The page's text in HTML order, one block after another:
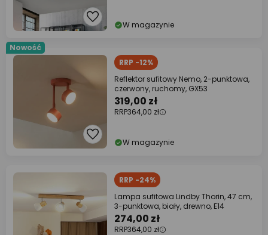
W magazynie
Nowość
RRP -12%
Reflektor sufitowy Nemo, 2-punktowa,
czerwony, ruchomy, GX53
319,00 zł
RRP364,00 zł
W magazynie
RRP -24%
Lampa sufitowa Lindby Thorin, 47 cm,
3-punktowa, biały, drewno, E14
274,00 zł
RRP364,00 zł